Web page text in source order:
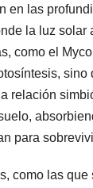
en las
la luz solar
como el
sino
relación
para
como las que